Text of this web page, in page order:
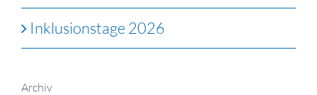
Inklusionstage 2026
Archiv